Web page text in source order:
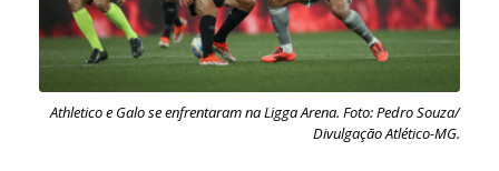
Athletico e Galo se enfrentaram na Ligga Arena. Foto: Pedro Souza/
Divulgação Atlético-MG.